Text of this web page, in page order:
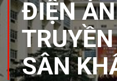
ĐIỆN
SÂN